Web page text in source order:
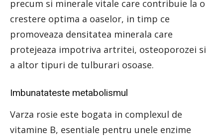
precum si minerale vitale care contribuie la o
crestere optima a oaselor, in timp ce
promoveaza densitatea minerala care
protejeaza impotriva artritei, osteoporozei si
a altor tipuri de tulburari osoase.
Imbunatateste metabolismul
Varza rosie este bogata in complexul de
vitamine B, esentiale pentru unele enzime